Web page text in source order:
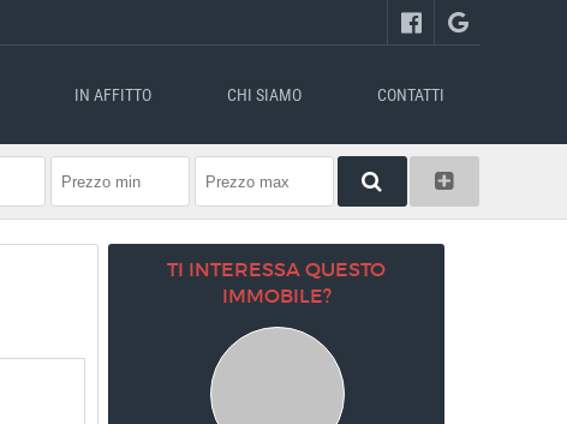
IN AFFITTO CHI SIAMO CONTATTI
TI INTERESSA QUESTO
IMMOBILE?